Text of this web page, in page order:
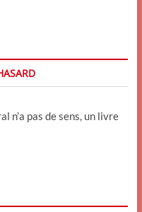
n’a pas de sens, un livre